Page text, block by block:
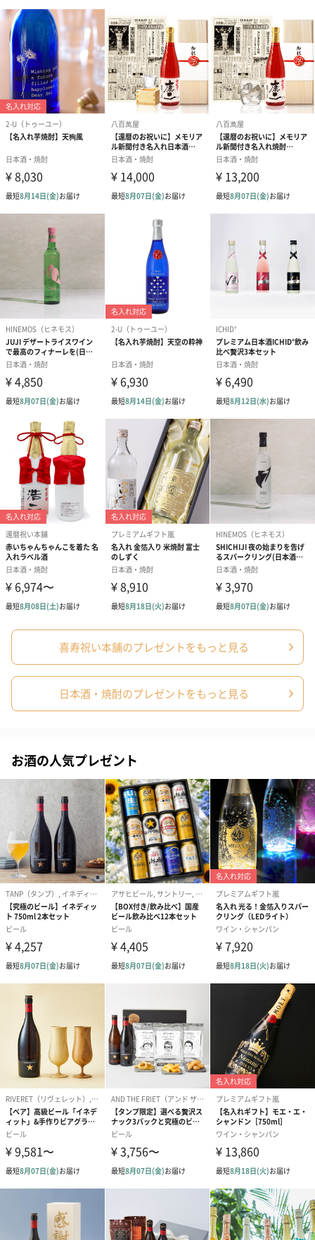
注意事項
※ご選択いただくお酒によって、販売価格が異なりま
す。すっきり梅酒の場合、+726円、純米大吟醸の場
合、+3003円
※20歳未満への酒類の販売はいたしません。
商品オプション情報
メッセージカード（喜寿祝い用）
通常タイプ（喜寿祝い
用）（0円）
当店でメッセージカー
ドを記入（喜寿祝い
用）（0円）
手書き（喜寿
喜寿祝い本舗のプレゼントをもっと見る
日本酒・焼酎のプレゼントをもっと見る
お酒の人気プレゼント